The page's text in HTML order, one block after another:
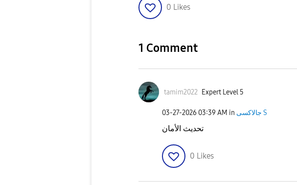
0 Likes
1 Comment
tamim2022 Expert Level 5
‎03-27-2026 03:39 AM in جالاكسى S
تحديث الأمان
0 Likes